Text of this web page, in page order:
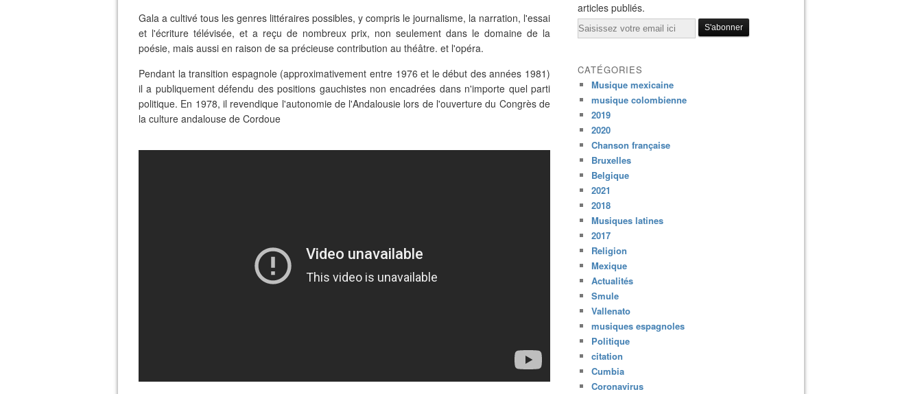
Gala a cultivé tous les genres littéraires possibles, y compris le journalisme, la narration, l'essai
et l'écriture télévisée, et a reçu de nombreux prix, non seulement dans le domaine de la
poésie, mais aussi en raison de sa précieuse contribution au théâtre. et l'opéra.
Pendant la transition espagnole (approximativement entre 1976 et le début des années 1981)
il a publiquement défendu des positions gauchistes non encadrées dans n'importe quel parti
politique. En 1978, il revendique l'autonomie de l'Andalousie lors de l'ouverture du Congrès de
la culture andalouse de Cordoue
articles publiés.
Email
CATÉGORIES
Musique mexicaine
musique colombienne
2019
2020
Chanson française
Bruxelles
Belgique
2021
2018
Musiques latines
2017
Religion
Mexique
Actualités
Smule
Vallenato
musiques espagnoles
Politique
citation
Cumbia
Coronavirus